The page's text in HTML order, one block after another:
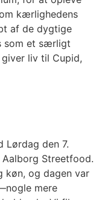
om kærlighedens
af de dygtige
som et særligt
liv til Cupid,
Lørdag den 7.
Streetfood.
køn, og dagen var
mere